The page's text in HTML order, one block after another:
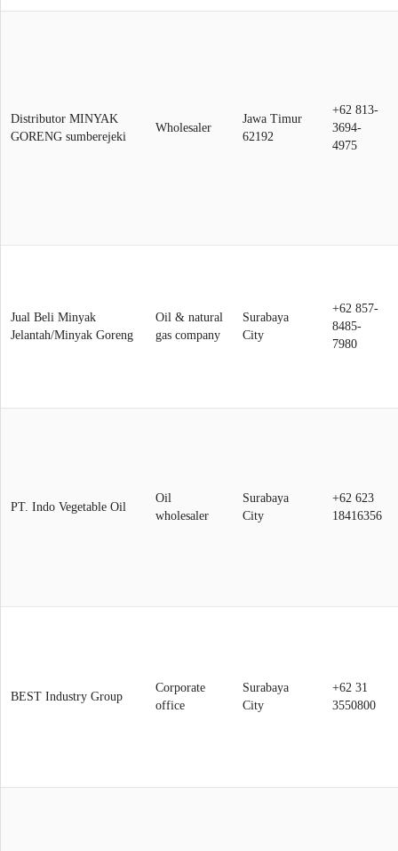
Distributor MINYAK
GORENG sumberejeki
Wholesaler
Jawa Timur
62192
+62 813-
3694-
4975
Jual Beli Minyak
Jelantah/Minyak Goreng
Oil & natural
gas company
Surabaya
City
+62 857-
8485-
7980
PT. Indo Vegetable Oil
Oil
wholesaler
Surabaya
City
+62 623
18416356
BEST Industry Group
Corporate
office
Surabaya
City
+62 31
3550800